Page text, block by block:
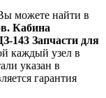
можете найти в
Кабина
143 Запчасти для
каждый узел в
указан в
гарантия